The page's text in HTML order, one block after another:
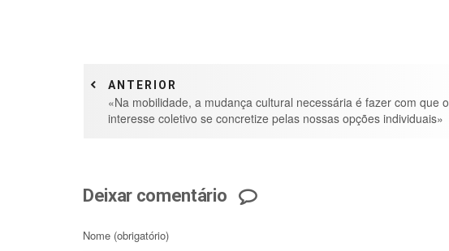
ANTERIOR
«Na mobilidade, a mudança cultural necessária é fazer com que o
interesse coletivo se concretize pelas nossas opções individuais»
Deixar comentário
Nome (obrigatório)